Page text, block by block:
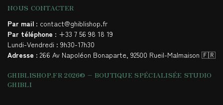
NOUS CONTACTER
Par mail : contact@ghiblishop.fr
Par téléphone : +33 7 56 98 18 19
Lundi-Vendredi : 9h30-17h30
Adresse : 266 Av Napoléon Bonaparte, 92500 Rueil-Malmaison 🇫🇷
GHIBLISHOP.FR 2026© – BOUTIQUE SPÉCIALISÉE STUDIO
GHIBLI